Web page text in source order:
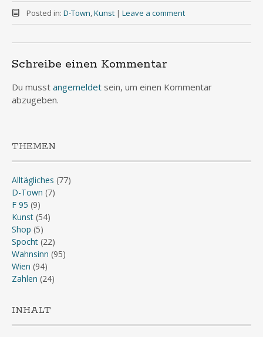
Posted in: D-Town,Kunst | Leave a comment
Schreibe einen Kommentar
Du musst angemeldet sein, um einen Kommentar
abzugeben.
THEMEN
Alltägliches (77)
D-Town (7)
F 95 (9)
Kunst (54)
Shop (5)
Spocht (22)
Wahnsinn (95)
Wien (94)
Zahlen (24)
INHALT